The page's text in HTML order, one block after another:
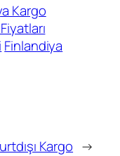
Kargo
Finlandiya
Kargo →